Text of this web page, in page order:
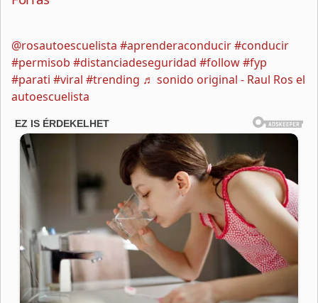
@rosautoescuelista #aprenderaconducir#conducir
#permisob #distanciadeseguridad #follow#fyp
#parati #viral #trending ♬ sonido original - Raul Ros el
autoescuelista